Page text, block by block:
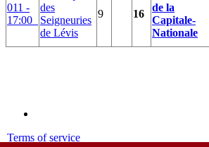
011 -
17:00
des
Seigneuries
de Lévis
9 16
de la
Capitale-
Nationale
Terms of service